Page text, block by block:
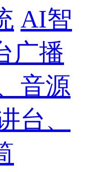
AI智
广播
音源
台、